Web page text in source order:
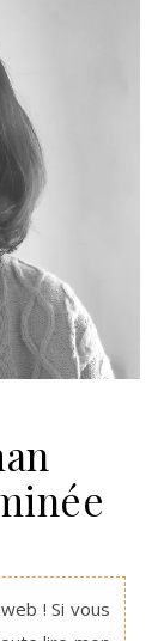
! Si vous